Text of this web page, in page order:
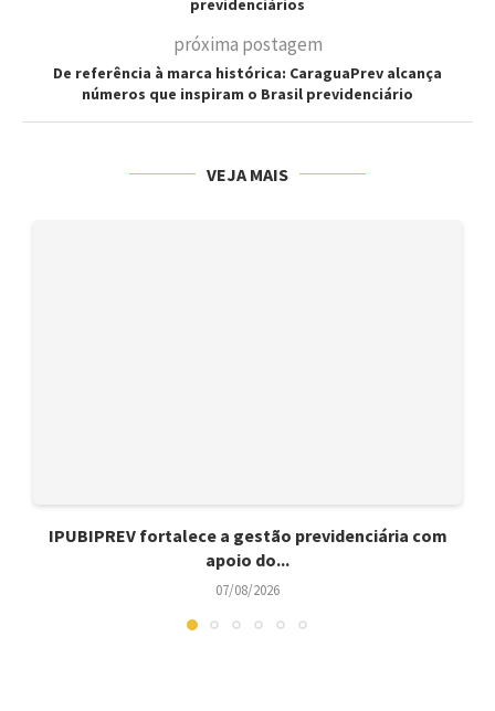
próxima postagem
De referência à marca histórica: CaraguaPrev alcança
números que inspiram o Brasil previdenciário
VEJA MAIS
IPUBIPREV fortalece a gestão previdenciária com
apoio do...
07/08/2026